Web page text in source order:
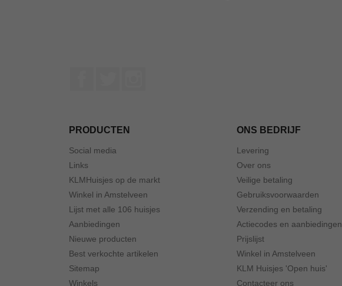
PRODUCTEN
Social media
Links
KLMHuisjes op de markt
Winkel in Amstelveen
Lijst met alle 106 huisjes
Aanbiedingen
Nieuwe producten
Best verkochte artikelen
Sitemap
Winkels
ONS BEDRIJF
Levering
Over ons
Veilige betaling
Gebruiksvoorwaarden
Verzending en betaling
Actiecodes en aanbiedingen
Prijslijst
Winkel in Amstelveen
KLM Huisjes 'Open huis'
Contacteer ons